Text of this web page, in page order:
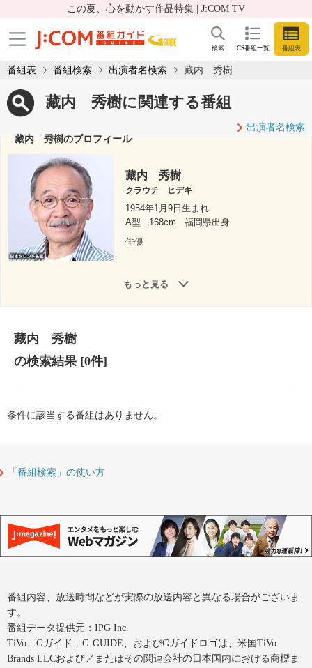
この夏、心を動かす作品特集 | J:COM TV
CS番組一覧 番組表
検索
番組表 番組検索 出演者名検索 藏内 秀樹
藏内 秀樹に関連する番組
出演者名検索
藏内 秀樹のプロフィール
藏内 秀樹
クラウチ ヒデキ
1954年1月9日生まれ
A型
168cm
福岡県出身
俳優
もっと見る
藏内 秀樹
の検索結果[0件]
条件に該当する番組はありません。
「番組検索」の使い方
番組内容、放送時間などが実際の放送内容と異なる場合がございま
す。
番組データ提供元：IPG Inc.
TiVo、Gガイド、G-GUIDE、およびGガイドロゴは、米国TiVo
Brands LLCおよび／またはその関連会社の日本国内における商標ま